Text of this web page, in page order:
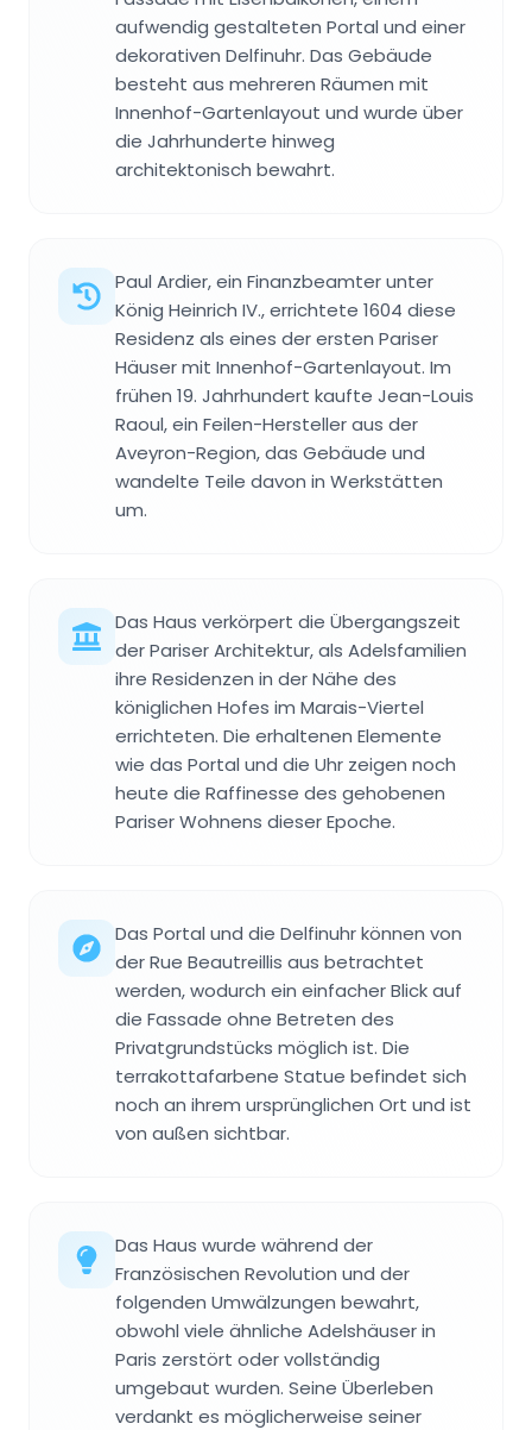
aufwendig gestalteten Portal und einer
dekorativen Delfinuhr. Das Gebäude
besteht aus mehreren Räumen mit
Innenhof-Gartenlayout und wurde über
die Jahrhunderte hinweg
architektonisch bewahrt.
Paul Ardier, ein Finanzbeamter unter
König Heinrich IV., errichtete 1604 diese
Residenz als eines der ersten Pariser
Häuser mit Innenhof-Gartenlayout. Im
frühen 19. Jahrhundert kaufte Jean-Louis
Raoul, ein Feilen-Hersteller aus der
Aveyron-Region, das Gebäude und
wandelte Teile davon in Werkstätten
um.
Das Haus verkörpert die Übergangszeit
der Pariser Architektur, als Adelsfamilien
ihre Residenzen in der Nähe des
königlichen Hofes im Marais-Viertel
errichteten. Die erhaltenen Elemente
wie das Portal und die Uhr zeigen noch
heute die Raffinesse des gehobenen
Pariser Wohnens dieser Epoche.
Das Portal und die Delfinuhr können von
der Rue Beautreillis aus betrachtet
werden, wodurch ein einfacher Blick auf
die Fassade ohne Betreten des
Privatgrundstücks möglich ist. Die
terrakottafarbene Statue befindet sich
noch an ihrem ursprünglichen Ort und ist
von außen sichtbar.
Das Haus wurde während der
Französischen Revolution und der
folgenden Umwälzungen bewahrt,
obwohl viele ähnliche Adelshäuser in
Paris zerstört oder vollständig
umgebaut wurden. Seine Überleben
verdankt es möglicherweise seiner